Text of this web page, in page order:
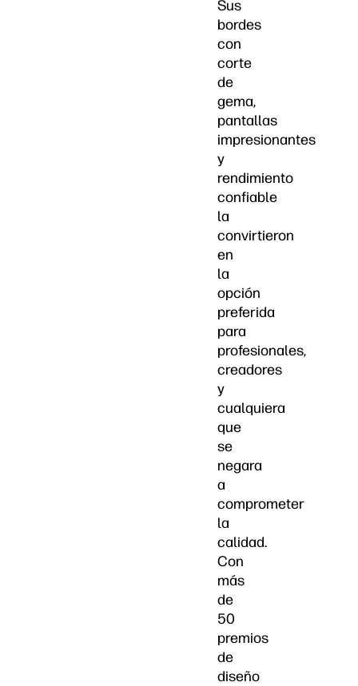
Sus
bordes
con
corte
de
gema,
pantallas
impresionantes
y
rendimiento
confiable
la
convirtieron
en
la
opción
preferida
para
profesionales,
creadores
y
cualquiera
que
se
negara
a
comprometer
la
calidad.
Con
más
de
50
premios
de
diseño